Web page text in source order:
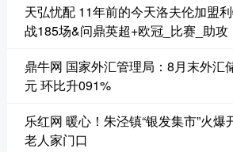
天弘忧配 11年前的今天洛夫伦加盟
战185场&问鼎英超+欧冠_比赛_助攻
鼎牛网 国家外汇管理局：8月末外汇
元 环比升091%
乐红网 暖心！朱泾镇“银发集市”火
老人家门口